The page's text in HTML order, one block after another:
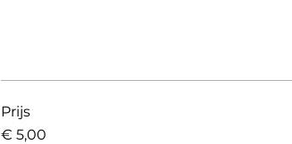
Prijs
€ 5,00